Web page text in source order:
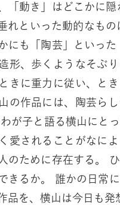
「動き」はどこかに
いった動的なものは見られ
にも「陶芸」といっ
形、歩くようなそぶ
きに重力に従い、と
の作品には、陶芸ら
愛されることがなに
のために存在する。
きるか。 誰かの日常